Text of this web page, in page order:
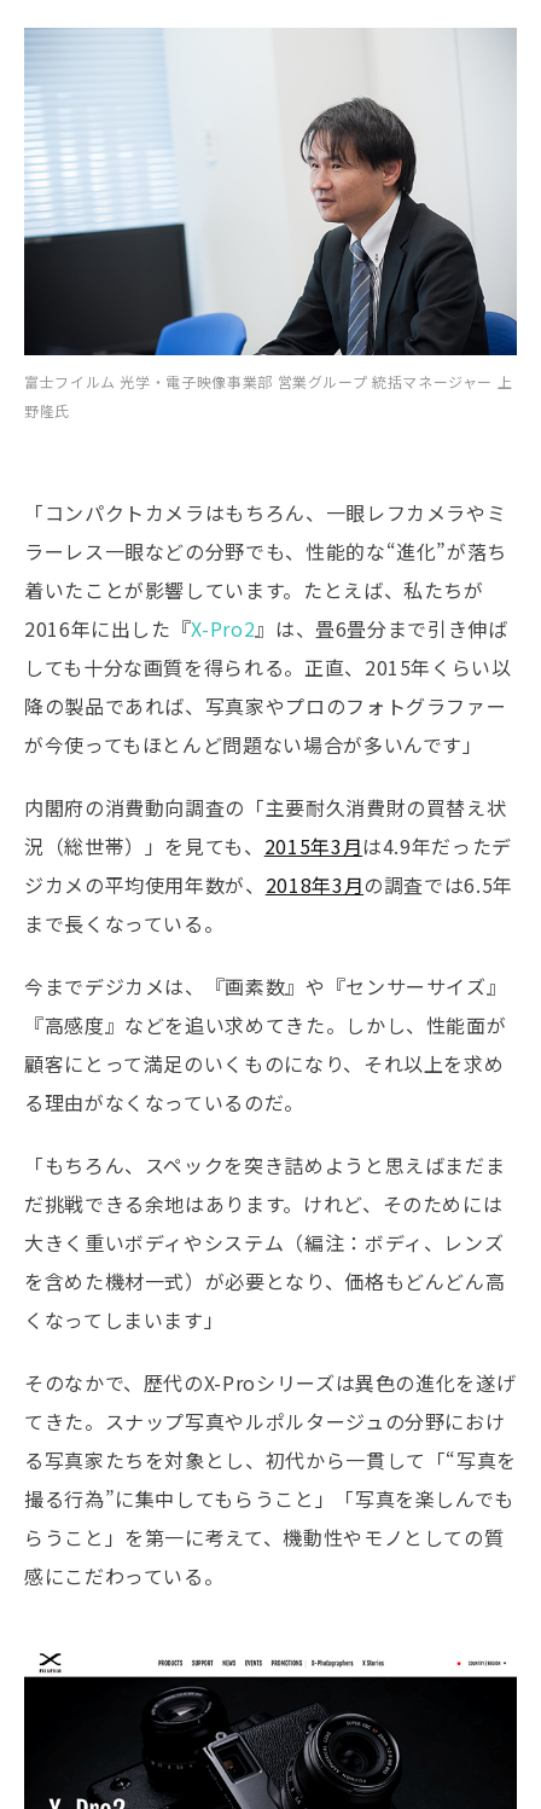
富士フイルム 光学・電子映像事業部 営業グループ 統括マネージャー 上
野隆氏
「コンパクトカメラはもちろん、一眼レフカメラやミ
ラーレス一眼などの分野でも、性能的な“進化”が落ち
着いたことが影響しています。たとえば、私たちが
2016年に出した『X-Pro2』は、畳6畳分まで引き伸ば
しても十分な画質を得られる。正直、2015年くらい以
降の製品であれば、写真家やプロのフォトグラファー
が今使ってもほとんど問題ない場合が多いんです」
内閣府の消費動向調査の「主要耐久消費財の買替え状
況（総世帯）」を見ても、 2015年3月は4.9年だったデ
ジカメの平均使用年数が、 2018年3月の調査では6.5年
まで長くなっている。
今までデジカメは、『画素数』や『センサーサイズ』
『高感度』などを追い求めてきた。しかし、性能面が
顧客にとって満足のいくものになり、それ以上を求め
る理由がなくなっているのだ。
「もちろん、スペックを突き詰めようと思えばまだま
だ挑戦できる余地はあります。けれど、そのためには
大きく重いボディやシステム（編注：ボディ、レンズ
を含めた機材一式）が必要となり、価格もどんどん高
くなってしまいます」
そのなかで、歴代のX-Proシリーズは異色の進化を遂げ
てきた。スナップ写真やルポルタージュの分野におけ
る写真家たちを対象とし、初代から一貫して「“写真を
撮る行為”に集中してもらうこと」「写真を楽しんでも
らうこと」を第一に考えて、機動性やモノとしての質
感にこだわっている。